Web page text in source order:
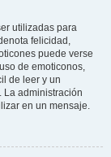
utilizadas para
felicidad,
puede verse
de emoticonos,
de leer y un
La administración
en un mensaje.